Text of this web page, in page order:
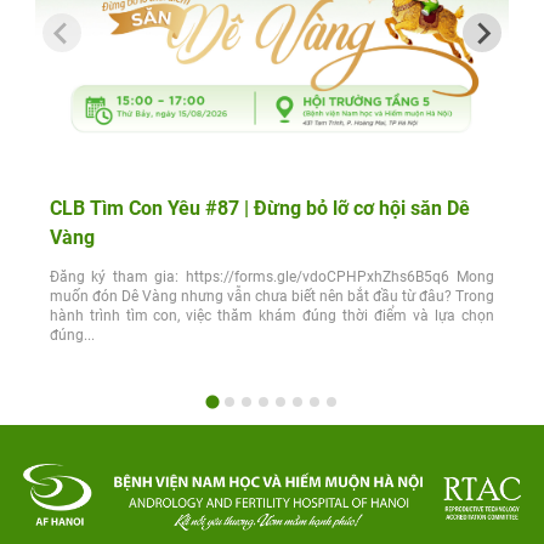
CLB Tìm Con Yêu #87 | Đừng bỏ lỡ cơ hội săn Dê
Vàng
Đăng ký tham gia: https://forms.gle/vdoCPHPxhZhs6B5q6 Mong
muốn đón Dê Vàng nhưng vẫn chưa biết nên bắt đầu từ đâu? Trong
hành trình tìm con, việc thăm khám đúng thời điểm và lựa chọn
đúng...